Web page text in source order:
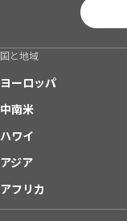
国と地域
ヨーロッパ
中南米
ハワイ
アジア
アフリカ